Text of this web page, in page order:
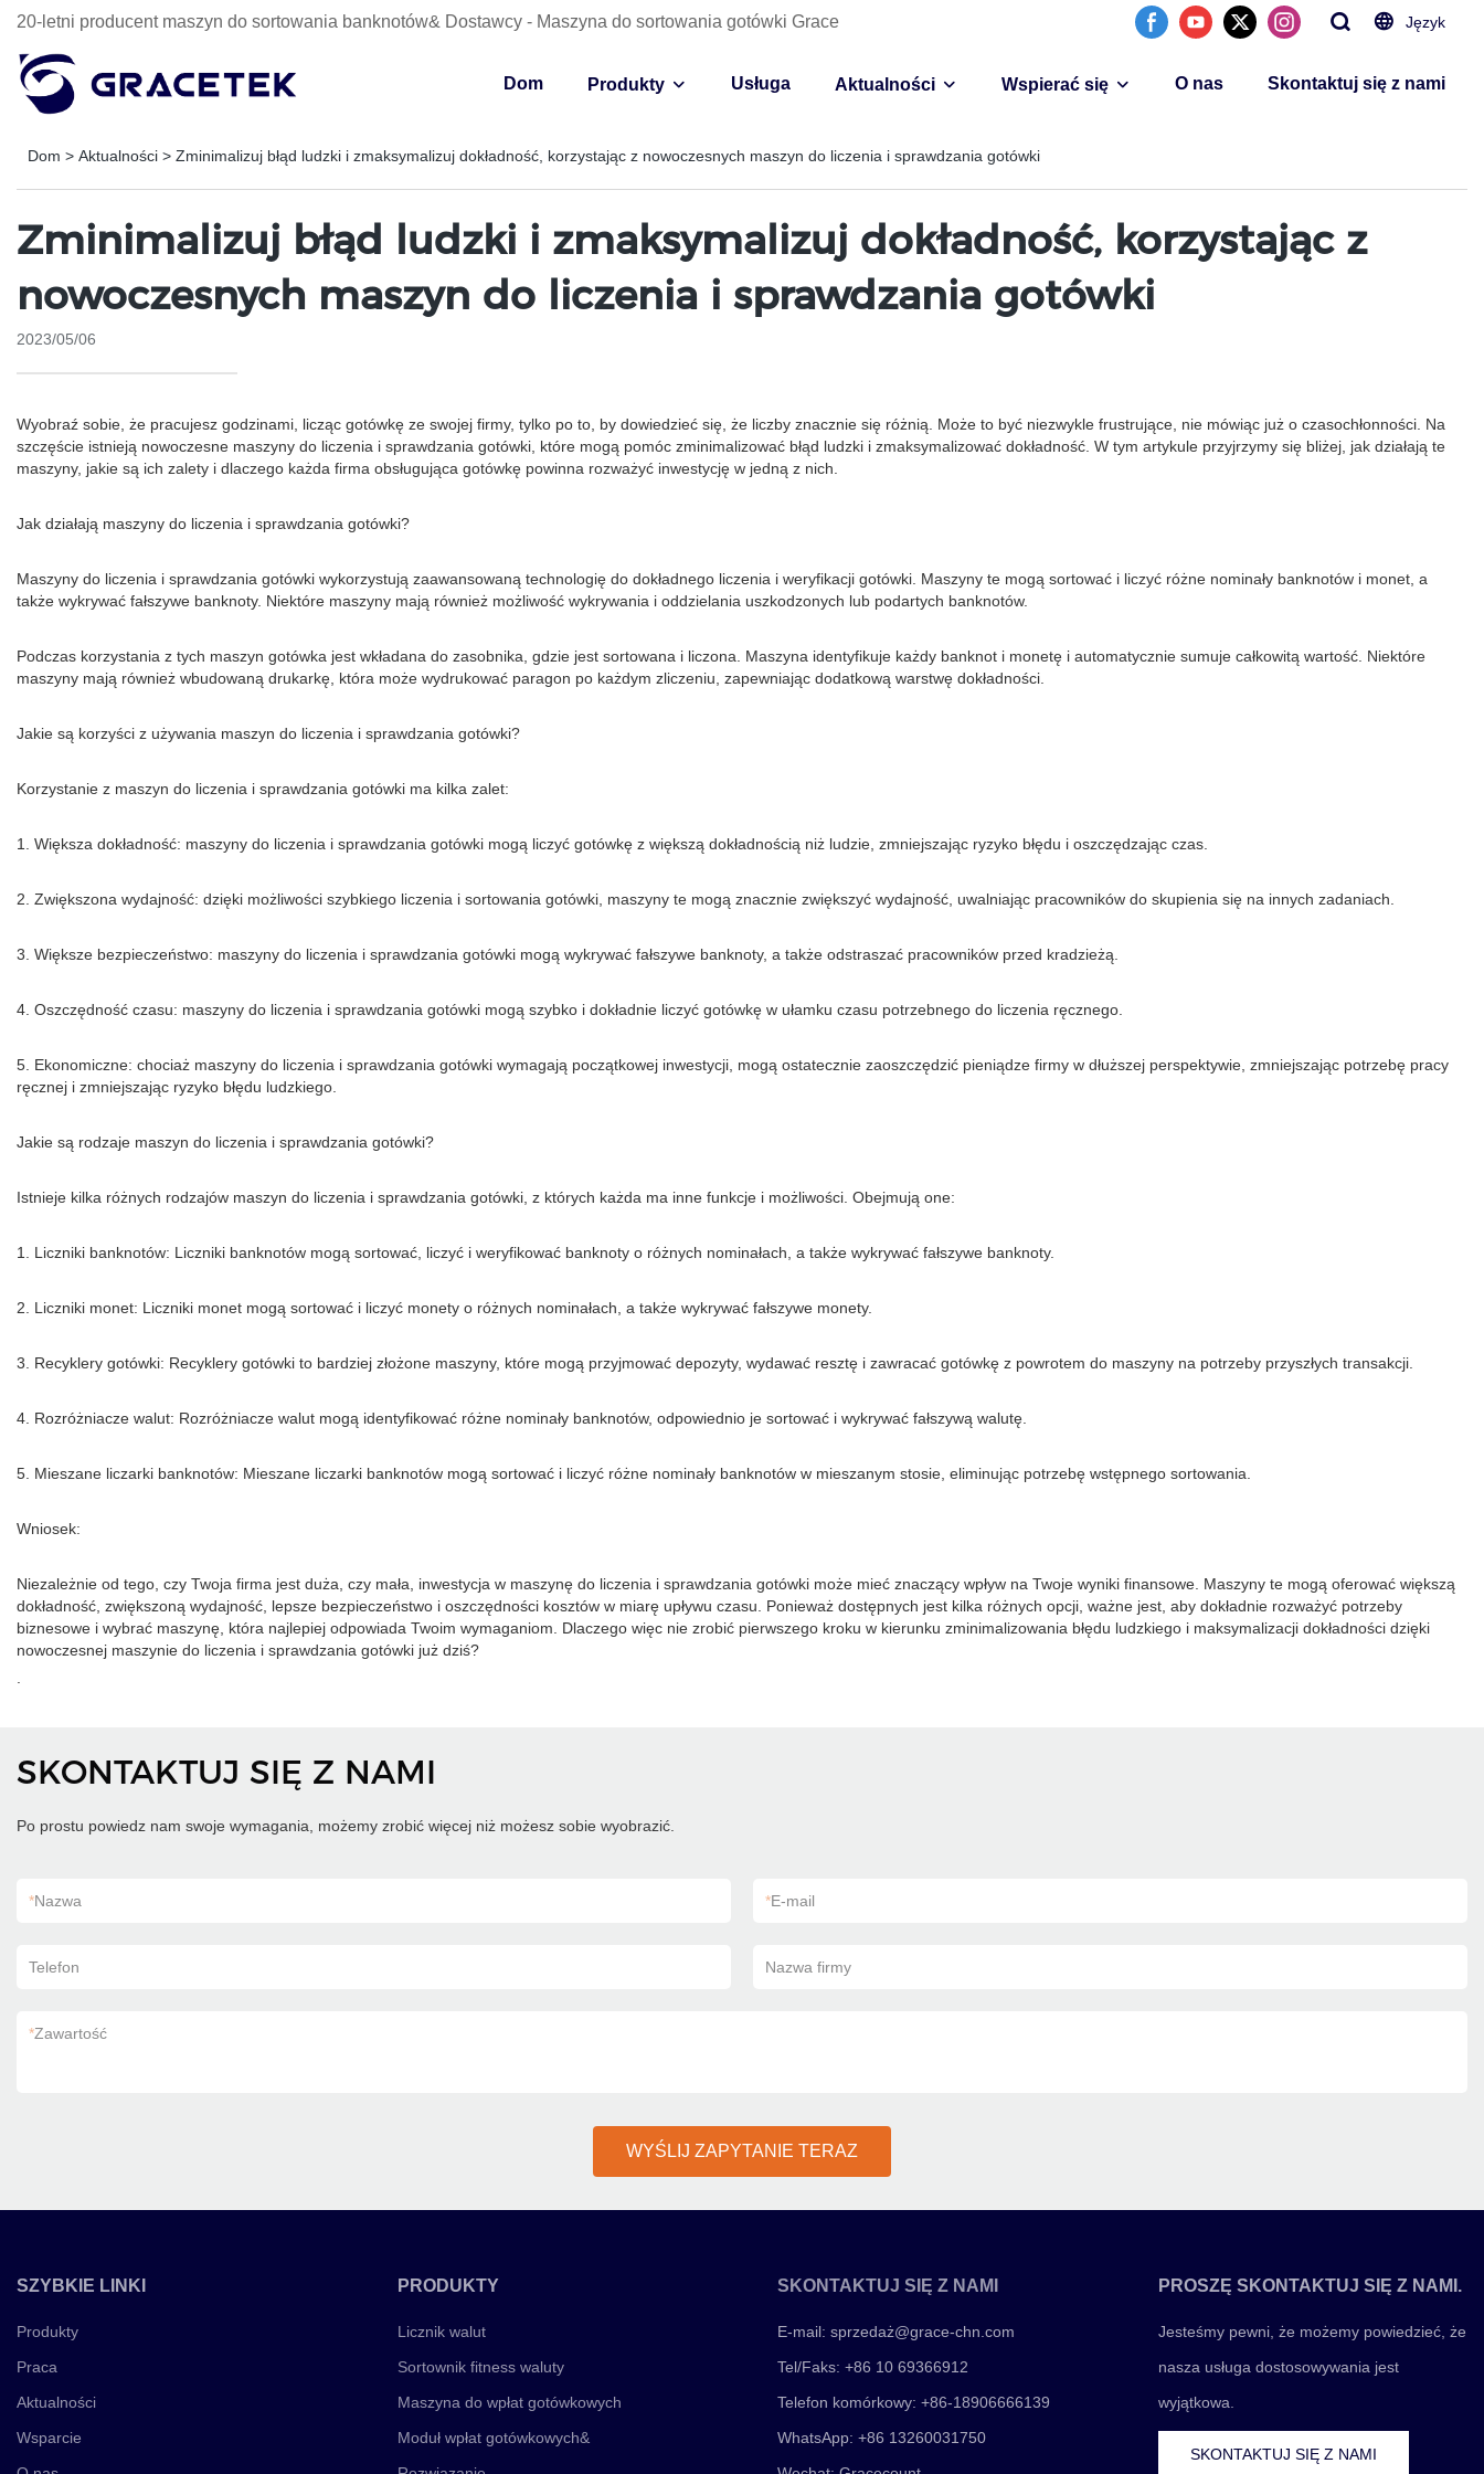
20-letni producent maszyn do sortowania banknotów& Dostawcy - Maszyna do sortowania gotówki Grace Język
Dom Produkty Usługa Aktualności Wspierać się O nas Skontaktuj się z nami
Dom > Aktualności > Zminimalizuj błąd ludzki i zmaksymalizuj dokładność, korzystając z nowoczesnych maszyn do liczenia i sprawdzania gotówki
Zminimalizuj błąd ludzki i zmaksymalizuj dokładność, korzystając z
nowoczesnych maszyn do liczenia i sprawdzania gotówki
2023/05/06
Wyobraź sobie, że pracujesz godzinami, licząc gotówkę ze swojej firmy, tylko po to, by dowiedzieć się, że liczby znacznie się różnią. Może to być niezwykle frustrujące, nie mówiąc już o czasochłonności. Na
szczęście istnieją nowoczesne maszyny do liczenia i sprawdzania gotówki, które mogą pomóc zminimalizować błąd ludzki i zmaksymalizować dokładność. W tym artykule przyjrzymy się bliżej, jak działają te
maszyny, jakie są ich zalety i dlaczego każda firma obsługująca gotówkę powinna rozważyć inwestycję w jedną z nich.
Jak działają maszyny do liczenia i sprawdzania gotówki?
Maszyny do liczenia i sprawdzania gotówki wykorzystują zaawansowaną technologię do dokładnego liczenia i weryfikacji gotówki. Maszyny te mogą sortować i liczyć różne nominały banknotów i monet, a
także wykrywać fałszywe banknoty. Niektóre maszyny mają również możliwość wykrywania i oddzielania uszkodzonych lub podartych banknotów.
Podczas korzystania z tych maszyn gotówka jest wkładana do zasobnika, gdzie jest sortowana i liczona. Maszyna identyfikuje każdy banknot i monetę i automatycznie sumuje całkowitą wartość. Niektóre
maszyny mają również wbudowaną drukarkę, która może wydrukować paragon po każdym zliczeniu, zapewniając dodatkową warstwę dokładności.
Jakie są korzyści z używania maszyn do liczenia i sprawdzania gotówki?
Korzystanie z maszyn do liczenia i sprawdzania gotówki ma kilka zalet:
1. Większa dokładność: maszyny do liczenia i sprawdzania gotówki mogą liczyć gotówkę z większą dokładnością niż ludzie, zmniejszając ryzyko błędu i oszczędzając czas.
2. Zwiększona wydajność: dzięki możliwości szybkiego liczenia i sortowania gotówki, maszyny te mogą znacznie zwiększyć wydajność, uwalniając pracowników do skupienia się na innych zadaniach.
3. Większe bezpieczeństwo: maszyny do liczenia i sprawdzania gotówki mogą wykrywać fałszywe banknoty, a także odstraszać pracowników przed kradzieżą.
4. Oszczędność czasu: maszyny do liczenia i sprawdzania gotówki mogą szybko i dokładnie liczyć gotówkę w ułamku czasu potrzebnego do liczenia ręcznego.
5. Ekonomiczne: chociaż maszyny do liczenia i sprawdzania gotówki wymagają początkowej inwestycji, mogą ostatecznie zaoszczędzić pieniądze firmy w dłuższej perspektywie, zmniejszając potrzebę pracy
ręcznej i zmniejszając ryzyko błędu ludzkiego.
Jakie są rodzaje maszyn do liczenia i sprawdzania gotówki?
Istnieje kilka różnych rodzajów maszyn do liczenia i sprawdzania gotówki, z których każda ma inne funkcje i możliwości. Obejmują one:
1. Liczniki banknotów: Liczniki banknotów mogą sortować, liczyć i weryfikować banknoty o różnych nominałach, a także wykrywać fałszywe banknoty.
2. Liczniki monet: Liczniki monet mogą sortować i liczyć monety o różnych nominałach, a także wykrywać fałszywe monety.
3. Recyklery gotówki: Recyklery gotówki to bardziej złożone maszyny, które mogą przyjmować depozyty, wydawać resztę i zawracać gotówkę z powrotem do maszyny na potrzeby przyszłych transakcji.
4. Rozróżniacze walut: Rozróżniacze walut mogą identyfikować różne nominały banknotów, odpowiednio je sortować i wykrywać fałszywą walutę.
5. Mieszane liczarki banknotów: Mieszane liczarki banknotów mogą sortować i liczyć różne nominały banknotów w mieszanym stosie, eliminując potrzebę wstępnego sortowania.
Wniosek:
Niezależnie od tego, czy Twoja firma jest duża, czy mała, inwestycja w maszynę do liczenia i sprawdzania gotówki może mieć znaczący wpływ na Twoje wyniki finansowe. Maszyny te mogą oferować większą
dokładność, zwiększoną wydajność, lepsze bezpieczeństwo i oszczędności kosztów w miarę upływu czasu. Ponieważ dostępnych jest kilka różnych opcji, ważne jest, aby dokładnie rozważyć potrzeby
biznesowe i wybrać maszynę, która najlepiej odpowiada Twoim wymaganiom. Dlaczego więc nie zrobić pierwszego kroku w kierunku zminimalizowania błędu ludzkiego i maksymalizacji dokładności dzięki
nowoczesnej maszynie do liczenia i sprawdzania gotówki już dziś?
SKONTAKTUJ SIĘ Z NAMI
Po prostu powiedz nam swoje wymagania, możemy zrobić więcej niż możesz sobie wyobrazić.
*Nazwa *E-mail
Telefon Nazwa firmy
*Zawartość
WYŚLIJ ZAPYTANIE TERAZ
SZYBKIE LINKI
Produkty
Praca
Aktualności
Wsparcie
PRODUKTY
Licznik walut
Sortownik fitness waluty
Maszyna do wpłat gotówkowych
Moduł wpłat gotówkowych&
SKONTAKTUJ SIĘ Z NAMI
E-mail:sprzedaż@grace-chn.com
Tel/Faks: +86 10 69366912
Telefon komórkowy: +86-18906666139
WhatsApp: +86 13260031750
PROSZĘ SKONTAKTUJ SIĘ Z NAMI.
Jesteśmy pewni, że możemy powiedzieć, że
nasza usługa dostosowywania jest
wyjątkowa.
SKONTAKTUJ SIĘ Z NAMI